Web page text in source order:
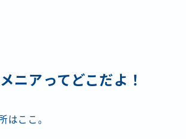
ニアってどこだよ！
はここ。